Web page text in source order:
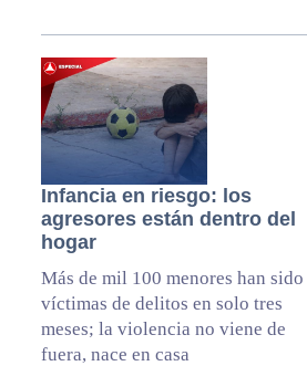
Infancia en riesgo: los
agresores están dentro del
hogar
Más de mil 100 menores han sido
víctimas de delitos en solo tres
meses; la violencia no viene de
fuera, nace en casa